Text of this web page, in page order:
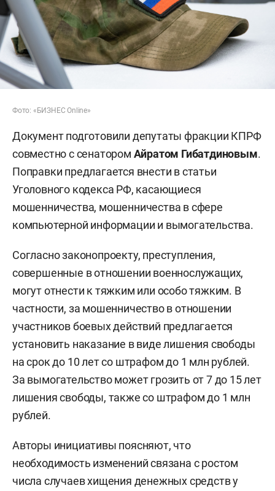
Фото: «БИЗНЕС Online»
Документ подготовили депутаты фракции КПРФ
совместно с сенатором Айратом Гибатдиновым.
Поправки предлагается внести в статьи
Уголовного кодекса РФ, касающиеся
мошенничества, мошенничества в сфере
компьютерной информации и вымогательства.
Согласно законопроекту, преступления,
совершенные в отношении военнослужащих,
могут отнести к тяжким или особо тяжким. В
частности, за мошенничество в отношении
участников боевых действий предлагается
установить наказание в виде лишения свободы
на срок до 10 лет со штрафом до 1 млн рублей.
За вымогательство может грозить от 7 до 15 лет
лишения свободы, также со штрафом до 1 млн
рублей.
Авторы инициативы поясняют, что
необходимость изменений связана с ростом
числа случаев хищения денежных средств у